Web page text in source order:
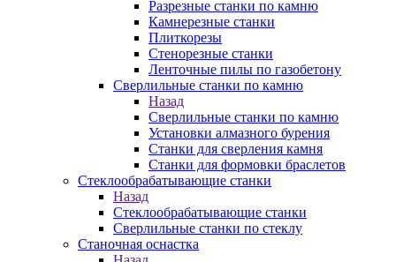
Разрезные станки по камню
Камнерезные станки
Плиткорезы
Стенорезные станки
Ленточные пилы по газобетону
Сверлильные станки по камню
Назад
Сверлильные станки по камню
Установки алмазного бурения
Станки для сверления камня
Станки для формовки браслетов
Стеклообрабатывающие станки
Назад
Стеклообрабатывающие станки
Сверлильные станки по стеклу
Станочная оснастка